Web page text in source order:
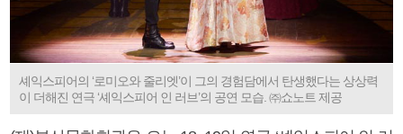
셰익스피어의 ‘로미오와 줄리엣’이 그의 경험담에서 탄생했다는 상상력
이 더해진 연극 ‘셰익스피어 인 러브’의 공연 모습. ㈜쇼노트 제공